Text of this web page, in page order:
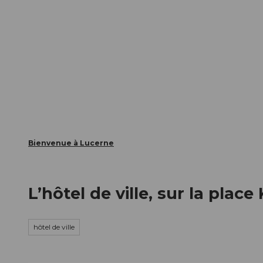
Bienvenue à Lucerne
L’hôtel de ville, sur la
hôtel de ville